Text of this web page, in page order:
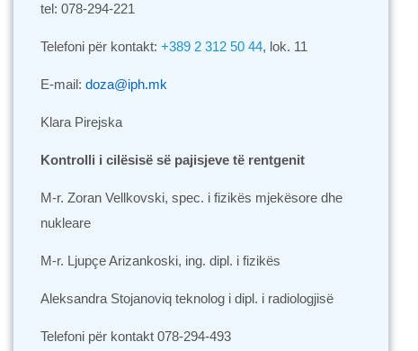
tel:078-294-221
Telefoni për kontakt:+389 2 312 50 44, lok. 11
E-mail:doza@iph.mk
Klara Pirejska
Kontrolli i cilësisë së pajisjeve të rentgenit
M-r. Zoran Vellkovski, spec. i fizikës mjekësore dhe
nukleare
M-r. Ljupçe Arizankoski, ing. dipl. i fizikës
Aleksandra Stojanoviq teknolog i dipl. i radiologjisë
Telefoni për kontakt078-294-493